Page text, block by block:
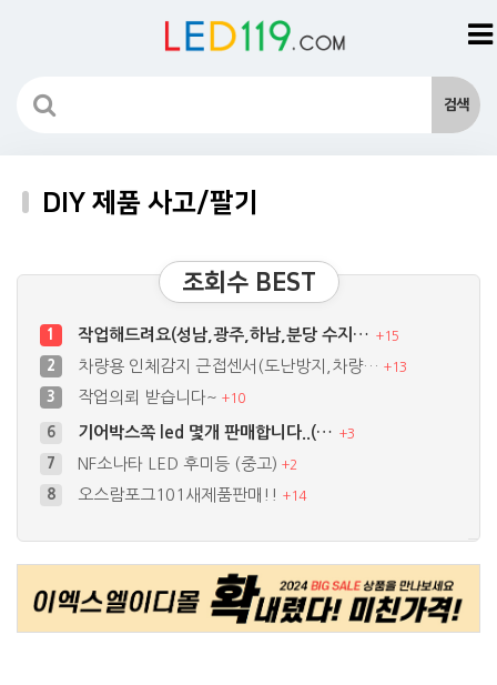
DIY 제품 사고/팔기
조회수 BEST
6 기어박스쪽 led 몇개 판매합니다..(… +3
7 NF소나타 LED 후미등 (중고) +2
8 오스람포그101새제품판매!! +14
4 자동차 led 전광판 +1
5 올뉴모닝 하클라이트.변환잭 팝니다+1
1 작업해드려요(성남,광주,하남,분당 수지… +15
2 차량용 인체감지 근접센서(도난방지,차량… +13
3 작업의뢰 받습니다~ +10